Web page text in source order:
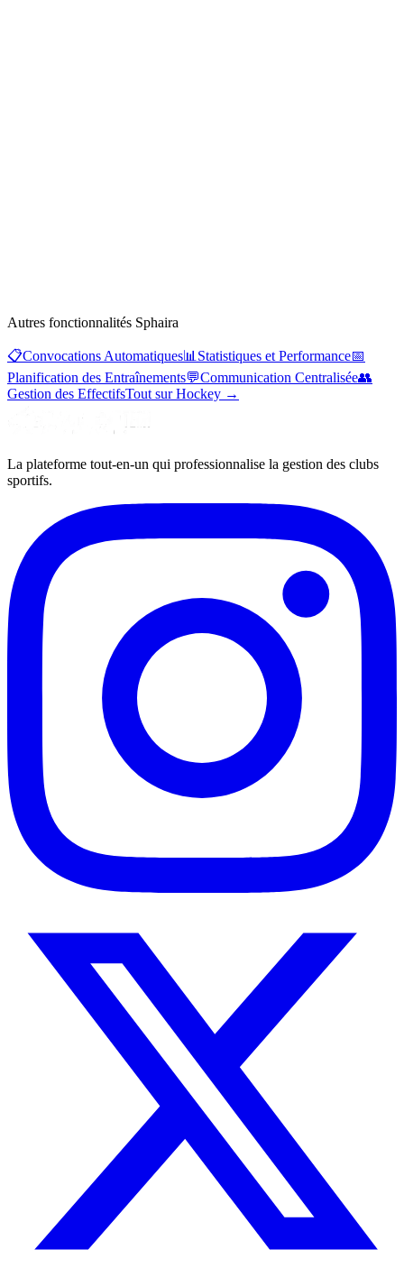
Autres fonctionnalités Sphaira
📋Convocations Automatiques📊 Statistiques et Performance📅
Planification des Entraînements💬Communication Centralisée👥
Gestion des EffectifsTout sur Hockey →
La plateforme tout-en-un qui professionnalise la gestion des clubs
sportifs.